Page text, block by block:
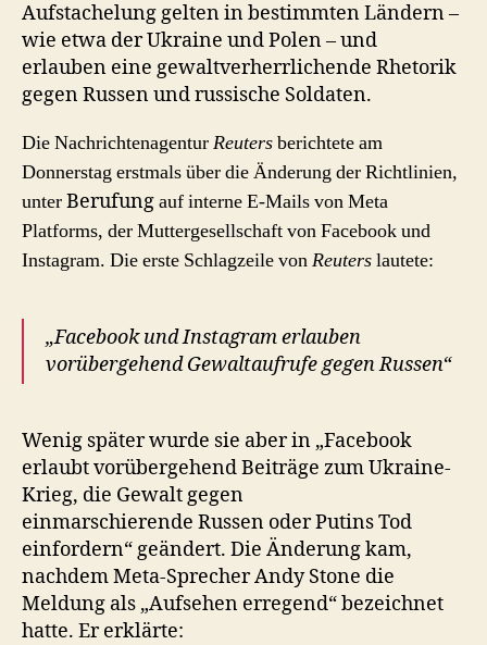
Aufstachelung gelten in bestimmten Ländern –
wie etwa der Ukraine und Polen – und
erlauben eine gewaltverherrlichende Rhetorik
gegen Russen und russische Soldaten.
Die NachrichtenagenturReutersberichtete am
Donnerstag erstmals über die Änderung der Richtlinien,
unterBerufungauf interne E-Mails von Meta
Platforms, der Muttergesellschaft von Facebook und
Instagram. Die erste Schlagzeile vonReuterslautete:
„Facebook und Instagram erlauben
vorübergehend Gewaltaufrufe gegen Russen“
Wenig später wurde sie aber in „Facebook
erlaubt vorübergehend Beiträge zum Ukraine-
Krieg, die Gewalt gegen
einmarschierende Russen oder Putins Tod
einfordern“ geändert. Die Änderung kam,
nachdem Meta-Sprecher Andy Stone die
Meldung als „Aufsehen erregend“ bezeichnet
hatte. Er erklärte: